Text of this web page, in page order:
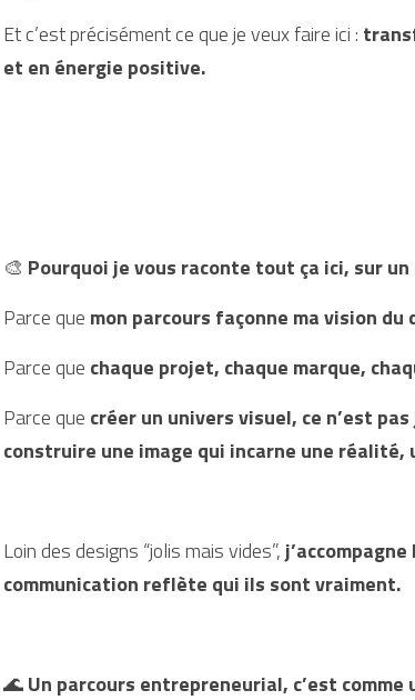
Et c’est précisément ce que je veux faire ici :
et en énergie positive.
🎨 Pourquoi je vous raconte tout ça ici, sur
Parce que mon parcours façonne ma vision du
Parce que chaque projet, chaque marque,
Parce que créer un univers visuel, ce n’est
construire une image qui incarne une
Loin des designs “jolis mais vides”,
communication reflète qui ils sont vraiment.
🌊 Un parcours entrepreneurial, c’est